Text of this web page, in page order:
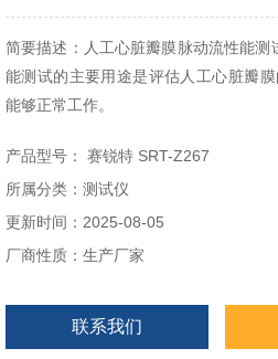
简要描述：人工心脏瓣膜脉动流性能
能测试的主要用途是评估人工心脏瓣
能够正常工作。
产品型号： 赛锐特 SRT-Z267
所属分类：测试仪
更新时间：2025-08-05
厂商性质：生产厂家
联系我们